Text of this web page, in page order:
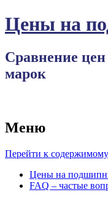
Цены на
Сравнение
марок
Меню
Перейти к содержимому
Цены на
FAQ – частые